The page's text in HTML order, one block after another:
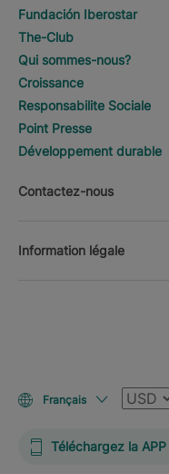
Fundación Iberostar
The-Club
Qui sommes-nous?
Croissance
Responsabilite Sociale
Point Presse
Développement durable
Contactez-nous
Information légale
Français Devise
Téléchargez la